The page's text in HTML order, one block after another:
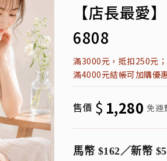
【店長最愛
6808
滿3000元，抵扣250元
滿4000元結帳可加購優
售價 $ 1,280 免運
馬幣 $162／新幣